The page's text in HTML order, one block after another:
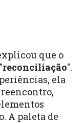
que o
reconciliação".
ela
A paleta de